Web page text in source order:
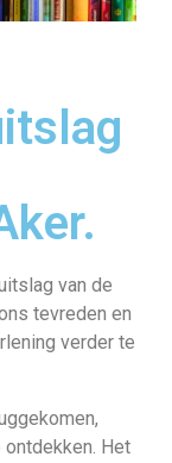
van de
tevreden en
verder te
Het